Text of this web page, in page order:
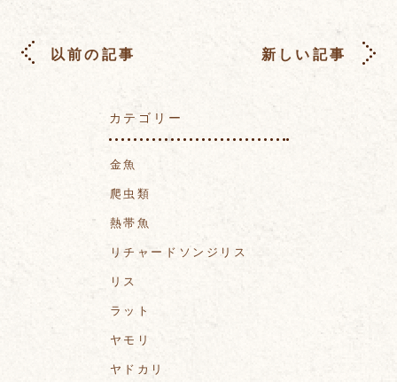
以前の記事 新しい記事
カテゴリー
金魚
爬虫類
熱帯魚
リチャードソンジリス
リス
ラット
ヤモリ
ヤドカリ